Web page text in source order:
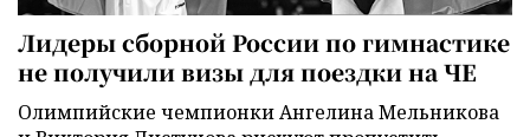
Лидеры сборной России по гимнастике
не получили визы для поездки на ЧЕ
Олимпийские чемпионки Ангелина Мельникова